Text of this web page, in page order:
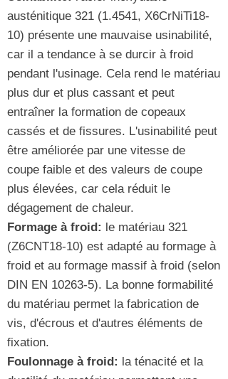
austénitique 321 (1.4541, X6CrNiTi18-
10) présente une mauvaise usinabilité,
car il a tendance à se durcir à froid
pendant l'usinage. Cela rend le matériau
plus dur et plus cassant et peut
entraîner la formation de copeaux
cassés et de fissures. L'usinabilité peut
être améliorée par une vitesse de
coupe faible et des valeurs de coupe
plus élevées, car cela réduit le
dégagement de chaleur.
Formage à froid: le matériau 321
(Z6CNT18-10) est adapté au formage à
froid et au formage massif à froid (selon
DIN EN 10263-5). La bonne formabilité
du matériau permet la fabrication de
vis, d'écrous et d'autres éléments de
fixation.
Foulonnage à froid: la ténacité et la